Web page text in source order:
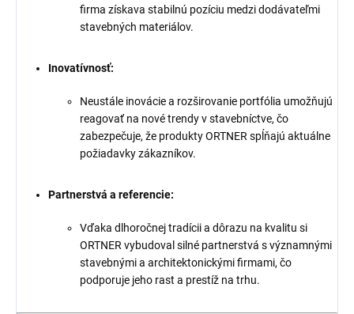
firma získava stabilnú pozíciu medzi dodávateľmi
stavebných materiálov.
Inovatívnosť:
Neustále inovácie a rozširovanie portfólia umožňujú
reagovať na nové trendy v stavebníctve, čo
zabezpečuje, že produkty ORTNER spĺňajú aktuálne
požiadavky zákazníkov.
Partnerstvá a referencie:
Vďaka dlhoročnej tradícii a dôrazu na kvalitu si
ORTNER vybudoval silné partnerstvá s významnými
stavebnými a architektonickými firmami, čo
podporuje jeho rast a prestíž na trhu.